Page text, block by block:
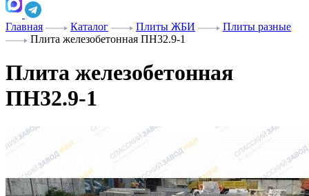
Главная Каталог Плиты ЖБИ
Плиты разные
Плита железобетонная ПН32.9-1
Плита железобетонная
ПН32.9-1